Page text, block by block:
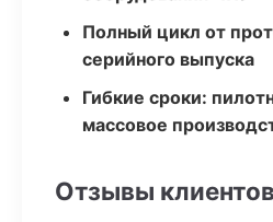
Полный цикл от
серийного выпуска
Гибкие сроки:
массовое
Отзывы клиентов